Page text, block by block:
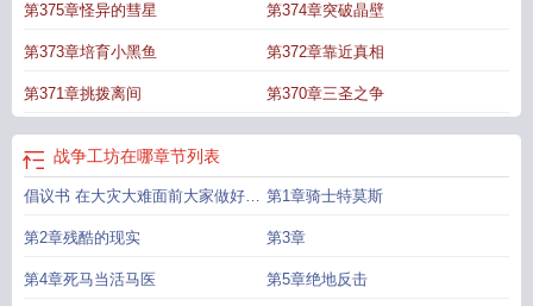
第375章怪异的彗星 第374章突破晶壁
第373章培育小黑鱼 第372章靠近真相
第371章挑拨离间 第370章三圣之争
战争工坊在哪章节列表
倡议书 在大灾大难面前大家做好自
己保持自己的一颗善心
第1章骑士特莫斯
第2章残酷的现实 第3章
第4章死马当活马医 第5章绝地反击